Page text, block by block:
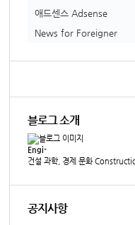
애드센스 Adsense
News for Foreigner
블로그 소개
Engi-
건설 과학, 경제 문화
공지사항